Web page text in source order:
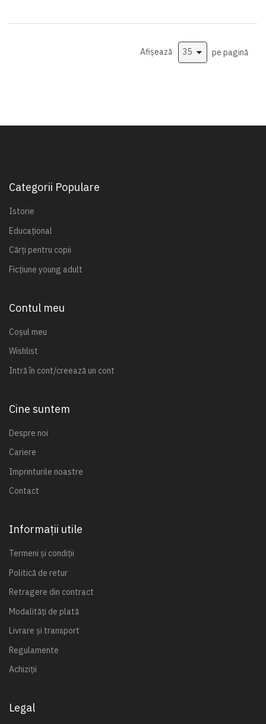
Afișează pe pagină
Categorii Populare
Istorie
Educațional
Cărți pentru copii
Ficțiune young adult
Contul meu
Coșul meu
Wishlist
Intră în cont/creează un cont
Cine suntem
Despre noi
Cariere
Imprinturile noastre
Contact
Informații utile
Termeni și condiții
Politică de retur
Retragere din contract
Modalități de plată
Livrare și transport
Regulamente
Achiziții
Legal